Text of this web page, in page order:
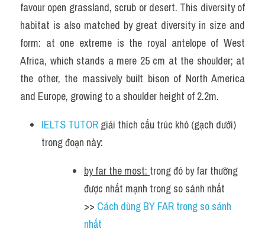
favour open grassland, scrub or desert. This diversity of
habitat is also matched by great diversity in size and
form: at one extreme is the royal antelope of West
Africa, which stands a mere 25 cm at the shoulder; at
the other, the massively built bison of North America
and Europe, growing to a shoulder height of 2.2m.
IELTS TUTOR giải thích cấu trúc khó (gạch dưới)
trong đoạn này:
by far the most: trong đó by far thường
được nhất mạnh trong so sánh nhất
>> Cách dùng BY FAR trong so sánh
nhất